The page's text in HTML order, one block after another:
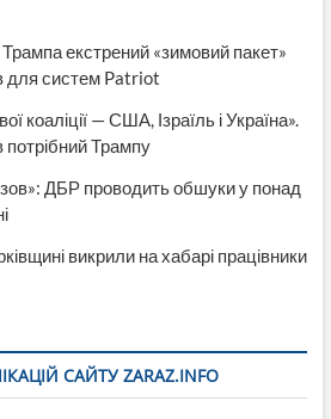
екстрений «зимовий пакет»
для систем Patriot
коаліції — США, Ізраїль і Україна».
Трампу
ДБР проводить обшуки у понад
викрили на хабарі працівники
САЙТУ ZARAZ.INFO